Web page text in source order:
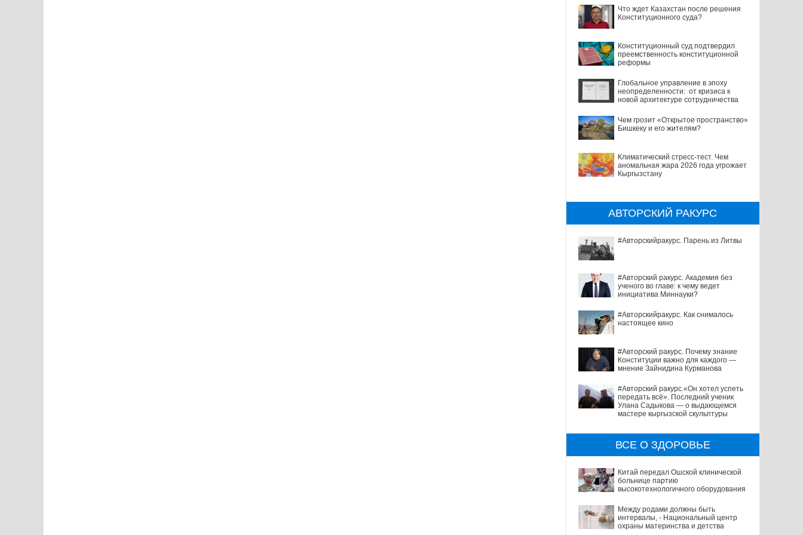
Что ждет Казахстан после решения
Конституционного суда?
Конституционный суд подтвердил
преемственность конституционной
реформы
Глобальное управление в эпоху
неопределенности: от кризиса к
новой архитектуре сотрудничества
Чем грозит «Открытое пространство»
Бишкеку и его жителям?
Климатический стресс-тест. Чем
аномальная жара 2026 года угрожает
Кыргызстану
АВТОРСКИЙ РАКУРС
#Авторскийракурс. Парень из Литвы
#Авторский ракурс. Академия без
ученого во главе: к чему ведет
инициатива Миннауки?
#Авторскийракурс. Как снималось
настоящее кино
#Авторский ракурс. Почему знание
Конституции важно для каждого —
мнение Зайнидина Курманова
#Авторский ракурс.«Он хотел успеть
передать всё». Последний ученик
Улана Садыкова — о выдающемся
мастере кыргызской скульптуры
ВСЕ О ЗДОРОВЬЕ
Китай передал Ошской клинической
больнице партию
высокотехнологичного оборудования
Между родами должны быть
интервалы, - Национальный центр
охраны материнства и детства